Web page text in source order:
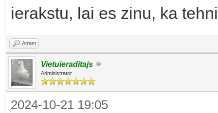
ierakstu, lai es zinu, ka
Atrast
Vietuieraditajs
Administrator
2024-10-21 19:05